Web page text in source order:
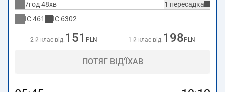
1 пересадка
7год 48хв
IC461 IC 6302
2-й клас від: 151 PLN 1-й клас від: 198 PLN
ПОТЯГ ВІД'ЇХАВ